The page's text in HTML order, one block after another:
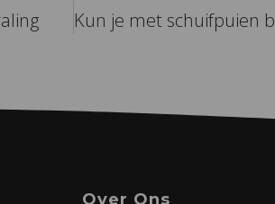
Over Ons